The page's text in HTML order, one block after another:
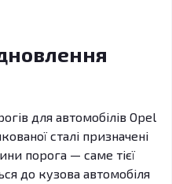
для автомобілів Opel
сталі призначені
порога — саме тієї
до кузова автомобіля